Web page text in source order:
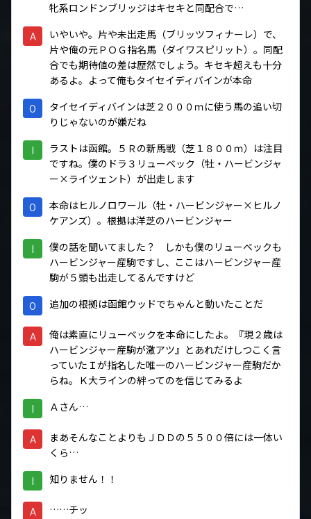
牝系ロンドンブリッジはキセキと同配合で…
A
いやいや。片や未出走馬（ブリッツフィナーレ）で、
片や俺の元ＰＯＧ指名馬（ダイワスピリット）。同配
合でも期待値の差は歴然でしょう。キセキ超えも十分
あるよ。よって俺もタイセイディバインが本命
O
タイセイディバインは芝２０００ｍに使う馬の追い切
りじゃないのが嫌だね
I
ラストは函館。５Ｒの新馬戦（芝１８００ｍ）は注目
ですね。僕のドラ３リューベック（牡・ハービンジャ
ー×ライツェント）が出走します
O
本命はヒルノロワール（牡・ハービンジャー×ヒルノ
ケアンズ）。根拠は洋芝のハービンジャー
I
僕の話を聞いてました？ しかも僕のリューベックも
ハービンジャー産駒ですし、ここはハービンジャー産
駒が５頭も出走してるんですけど
O 追加の根拠は函館ウッドでちゃんと動いたことだ
A
俺は素直にリューベックを本命にしたよ。『現２歳は
ハービンジャー産駒が激アツ』とあれだけしつこく言
っていたＩが指名した唯一のハービンジャー産駒だか
らね。Ｋ大ラインの絆ってのを信じてみるよ
I Ａさん…
A
まあそんなことよりもＪＤＤの５５００倍には一体い
くら…
I 知りません！！
A ……チッ